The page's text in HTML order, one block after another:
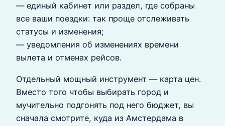
— единый кабинет или раздел, где собраны
все ваши поездки: так проще отслеживать
статусы и изменения;
— уведомления об изменениях времени
вылета и отменах рейсов.
Отдельный мощный инструмент — карта цен.
Вместо того чтобы выбирать город и
мучительно подгонять под него бюджет, вы
сначала смотрите, куда из Амстердама в